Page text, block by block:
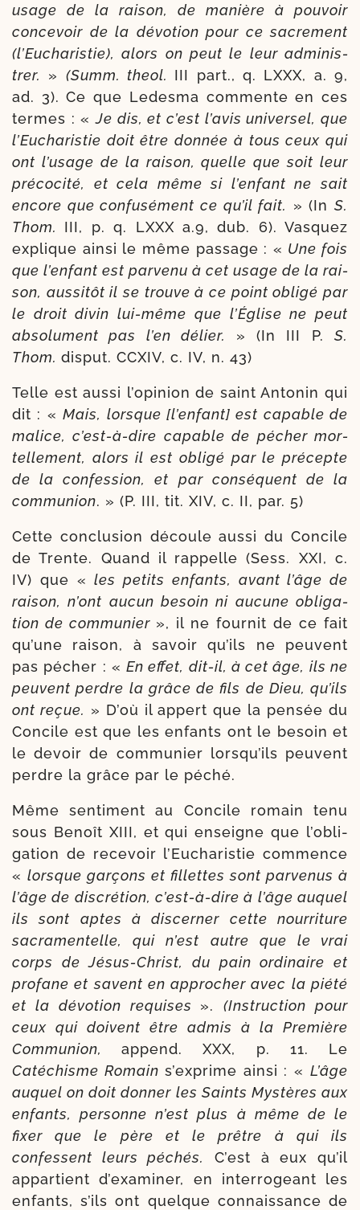
usage de la rai­son, de manière à pou­voir
conce­voir de la dévo­tion pour ce sacre­ment
(l’Eucharistie), alors on peut le leur admi­nis­
trer.
» (Summ. theol. III part., q. LXXX, a. 9,
ad. 3). Ce que Ledesma com­mente en ces
termes : «Je dis, et c’est l’a­vis uni­ver­sel, que
l’Eucharistie doit être don­née à tous ceux qui
ont l’u­sage de la rai­son, quelle que soit leur
pré­co­ci­té, et cela même si l’en­fant ne sait
encore que confu­sé­ment ce qu’il fait. » (In S.
Thom. III, p. q. LXXX a.9, dub. 6). Vasquez
explique ain­si le même pas­sage : « Une fois
que l’en­fant est par­ve­nu à cet usage de la rai­
son, aus­si­tôt il se trouve à ce point obli­gé par
le droit divin lui-​même que l’Église ne peut
abso­lu­ment pas l’en délier. » (In III P. S.
Thom. dis­put. CCXIV, c. IV, n. 43)
Telle est aus­si l’o­pi­nion de saint Antonin qui
dit : «Mais, lorsque [l’en­fant] est capable de
malice, c’est-​à-​dire capable de pécher mor­
tel­le­ment, alors il est obli­gé par le pré­cepte
de la confes­sion, et par consé­quent de la
com­mu­nion. » (P. III, tit. XIV, c. II, par. 5)
Cette conclu­sion découle aus­si du Concile
de Trente. Quand il rap­pelle (Sess. XXI, c.
IV) que «les petits enfants, avant l’âge de
rai­son, n’ont aucun besoin ni aucune obli­ga­
tion de com­mu­nier », il ne four­nit de ce fait
qu’une rai­son, à savoir qu’ils ne peuvent
pas pécher : «En effet, dit-​il, à cet âge, ils ne
peuvent perdre la grâce de fils de Dieu, qu’ils
ont reçue. » D’où il appert que la pen­sée du
Concile est que les enfants ont le besoin et
le devoir de com­mu­nier lors­qu’ils peuvent
perdre la grâce par le péché.
Même sen­ti­ment au Concile romain tenu
sous Benoît XIII, et qui enseigne que l’o­bli­
ga­tion de rece­voir l’Eucharistie com­mence
« lorsque gar­çons et fillettes sont par­ve­nus à
l’âge de dis­cré­tion, c’est-​à-​dire à l’âge auquel
ils sont aptes à dis­cer­ner cette nour­ri­ture
sacra­men­telle, qui n’est autre que le vrai
corps de Jésus-​Christ, du pain ordi­naire et
pro­fane et savent en appro­cher avec la pié­té
et la dévo­tion requises ».(Instruction pour
ceux qui doivent être admis à la Première
Communion,append. XXX, p. 11. Le
Catéchisme Romain s’ex­prime ain­si : «L’âge
auquel on doit don­ner les Saints Mystères aux
enfants, per­sonne n’est plus à même de le
fixer que le père et le prêtre à qui ils
confessent leurs péchés.
C’est à eux qu’il
appar­tient d’exa­mi­ner, en inter­ro­geant les
enfants, s’ils ont quelque connais­sance de